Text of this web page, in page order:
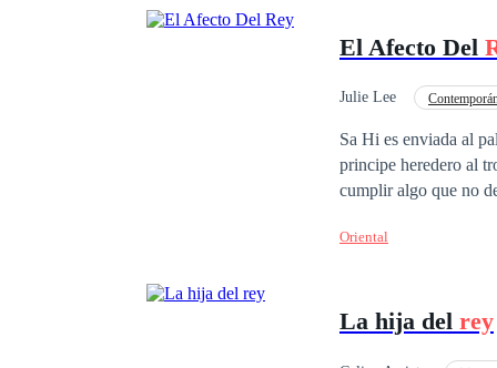
El Afecto Del
Julie Lee
Sa Hi es enviada al
principe heredero al trono, pero Sa Hi no quiere
cumplir algo que no desea, ni pidió. Lee Joon es conocido como
mama ) princesa del
Oriental
La hija del rey